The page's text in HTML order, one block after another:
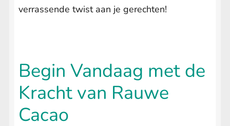
verrassende twist aan je gerechten!
Begin Vandaag met de
Kracht van Rauwe
Cacao